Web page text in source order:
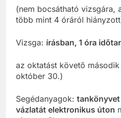
(nem bocsátható vizsgára,
több mint 4 óráról
Vizsga: írásban, 1 óra
az oktatást követő
október 30.)
Segédanyagok: tankönyvet
vázlatát elektronikus úton